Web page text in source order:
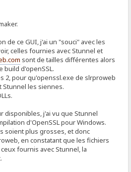
de ce GUI, j'ai un "souci" avec les
celles fournies avec Stunnel et
sont de tailles différentes alors
build d'openSSL.
2, pour qu'openssl.exe de slrproweb
Stunnel les siennes.
disponibles, j'ai vu que Stunnel
d'OpenSSL pour Windows.
soient plus grosses, et donc
en constatant que les fichiers
fournis avec Stunnel, la